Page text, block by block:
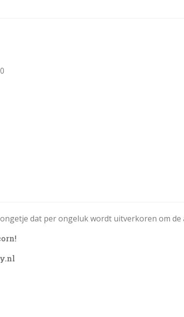
dat per ongeluk wordt uitverkoren om